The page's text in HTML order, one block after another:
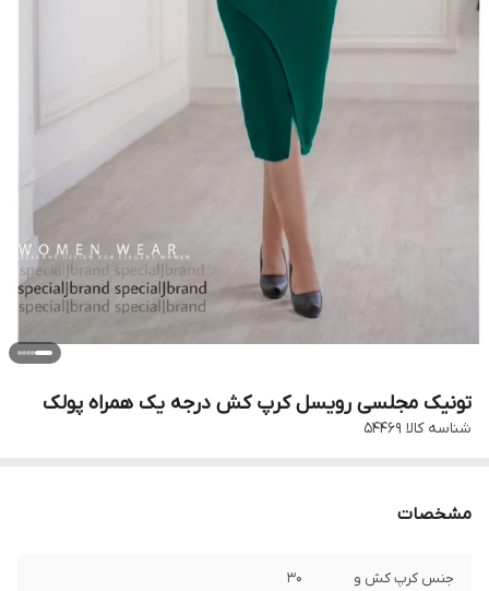
تونیک مجلسی رویسل کرپ کش درجه یک همراه پولک
شناسه کالا ۵۴۴۶۹
مشخصات
جنس کرپ کش و
۳۰